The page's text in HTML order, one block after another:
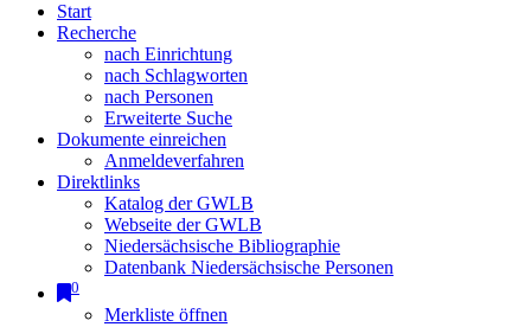
Start
Recherche
nach Einrichtung
nach Schlagworten
nach Personen
Erweiterte Suche
Dokumente einreichen
Anmeldeverfahren
Direktlinks
Katalog der GWLB
Webseite der GWLB
Niedersächsische Bibliographie
Datenbank Niedersächsische Personen
0
Merkliste öffnen